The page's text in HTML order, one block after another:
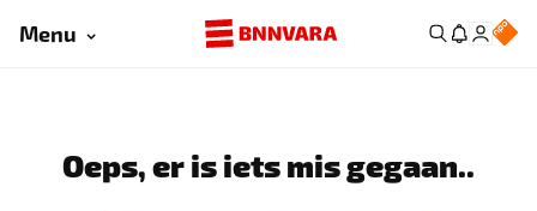
Menu
Oeps, er is iets mis gegaan..